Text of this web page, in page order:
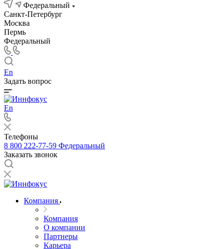
Федеральный
Санкт-Петербург
Москва
Пермь
Федеральный
En
Задать вопрос
En
Телефоны
8 800 222-77-59 Федеральный
Заказать звонок
Компания
Компания
О компании
Партнеры
Карьера